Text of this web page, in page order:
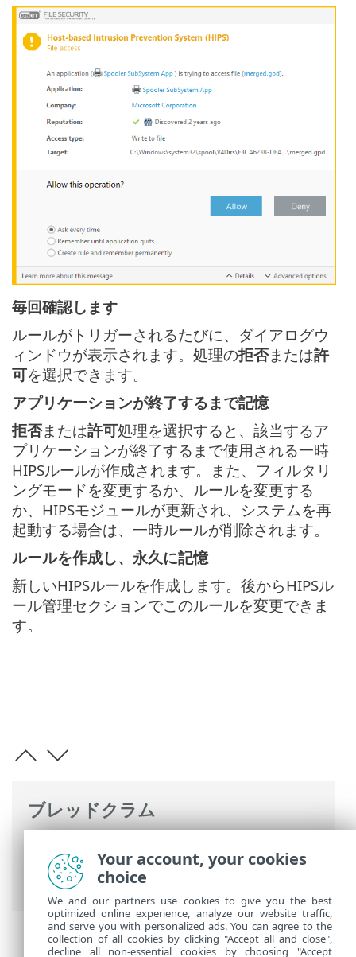
ブレッドクラム
Security >詳細設定>Detection engine>
HIPS
毎回確認します
ルールがトリガーされるたびに、ダイアログウ
ィンドウが表示されます。処理の拒否または許
可を選択できます。
アプリケーションが終了するまで記憶
拒否または許可処理を選択すると、該当するア
プリケーションが終了するまで使用される一時
HIPSルールが作成されます。また、フィルタリ
ングモードを変更するか、ルールを変更する
か、HIPSモジュールが更新され、システムを再
起動する場合は、一時ルールが削除されます。
ルールを作成し、永久に記憶
新しいHIPSルールを作成します。後からHIPSル
ール管理セクションでこのルールを変更できま
す。
Your account, your cookies
choice
We and our partners use cookies to give you the best
optimized online experience, analyze our website traffic,
and serve you with personalized ads. You can agree to the
collection of all cookies by clicking "Accept all and close",
decline all non-essential cookies by choosing "Accept